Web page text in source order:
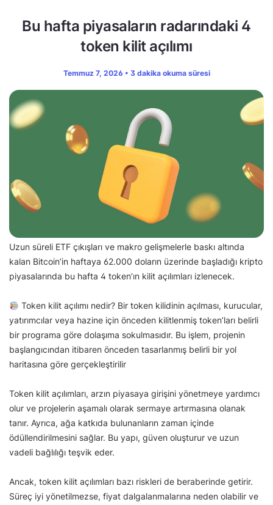
Bu hafta piyasaların radarındaki 4
token kilit açılımı
Temmuz 7, 2026 • 3 dakika okuma süresi
Uzun süreli ETF çıkışları ve makro gelişmelerle baskı altında
kalan Bitcoin’in haftaya 62.000 doların üzerinde başladığı kripto
piyasalarında bu hafta 4 token’ın kilit açılımları izlenecek.
Token kilit açılımı nedir? Bir token kilidinin açılması, kurucular,
yatırımcılar veya hazine için önceden kilitlenmiş token’ları belirli
bir programa göre dolaşıma sokulmasıdır. Bu işlem, projenin
başlangıcından itibaren önceden tasarlanmış belirli bir yol
haritasına göre gerçekleştirilir
Token kilit açılımları, arzın piyasaya girişini yönetmeye yardımcı
olur ve projelerin aşamalı olarak sermaye artırmasına olanak
tanır. Ayrıca, ağa katkıda bulunanların zaman içinde
ödüllendirilmesini sağlar. Bu yapı, güven oluşturur ve uzun
vadeli bağlılığı teşvik eder.
Ancak, token kilit açılımları bazı riskleri de beraberinde getirir.
Süreç iyi yönetilmezse, fiyat dalgalanmalarına neden olabilir ve